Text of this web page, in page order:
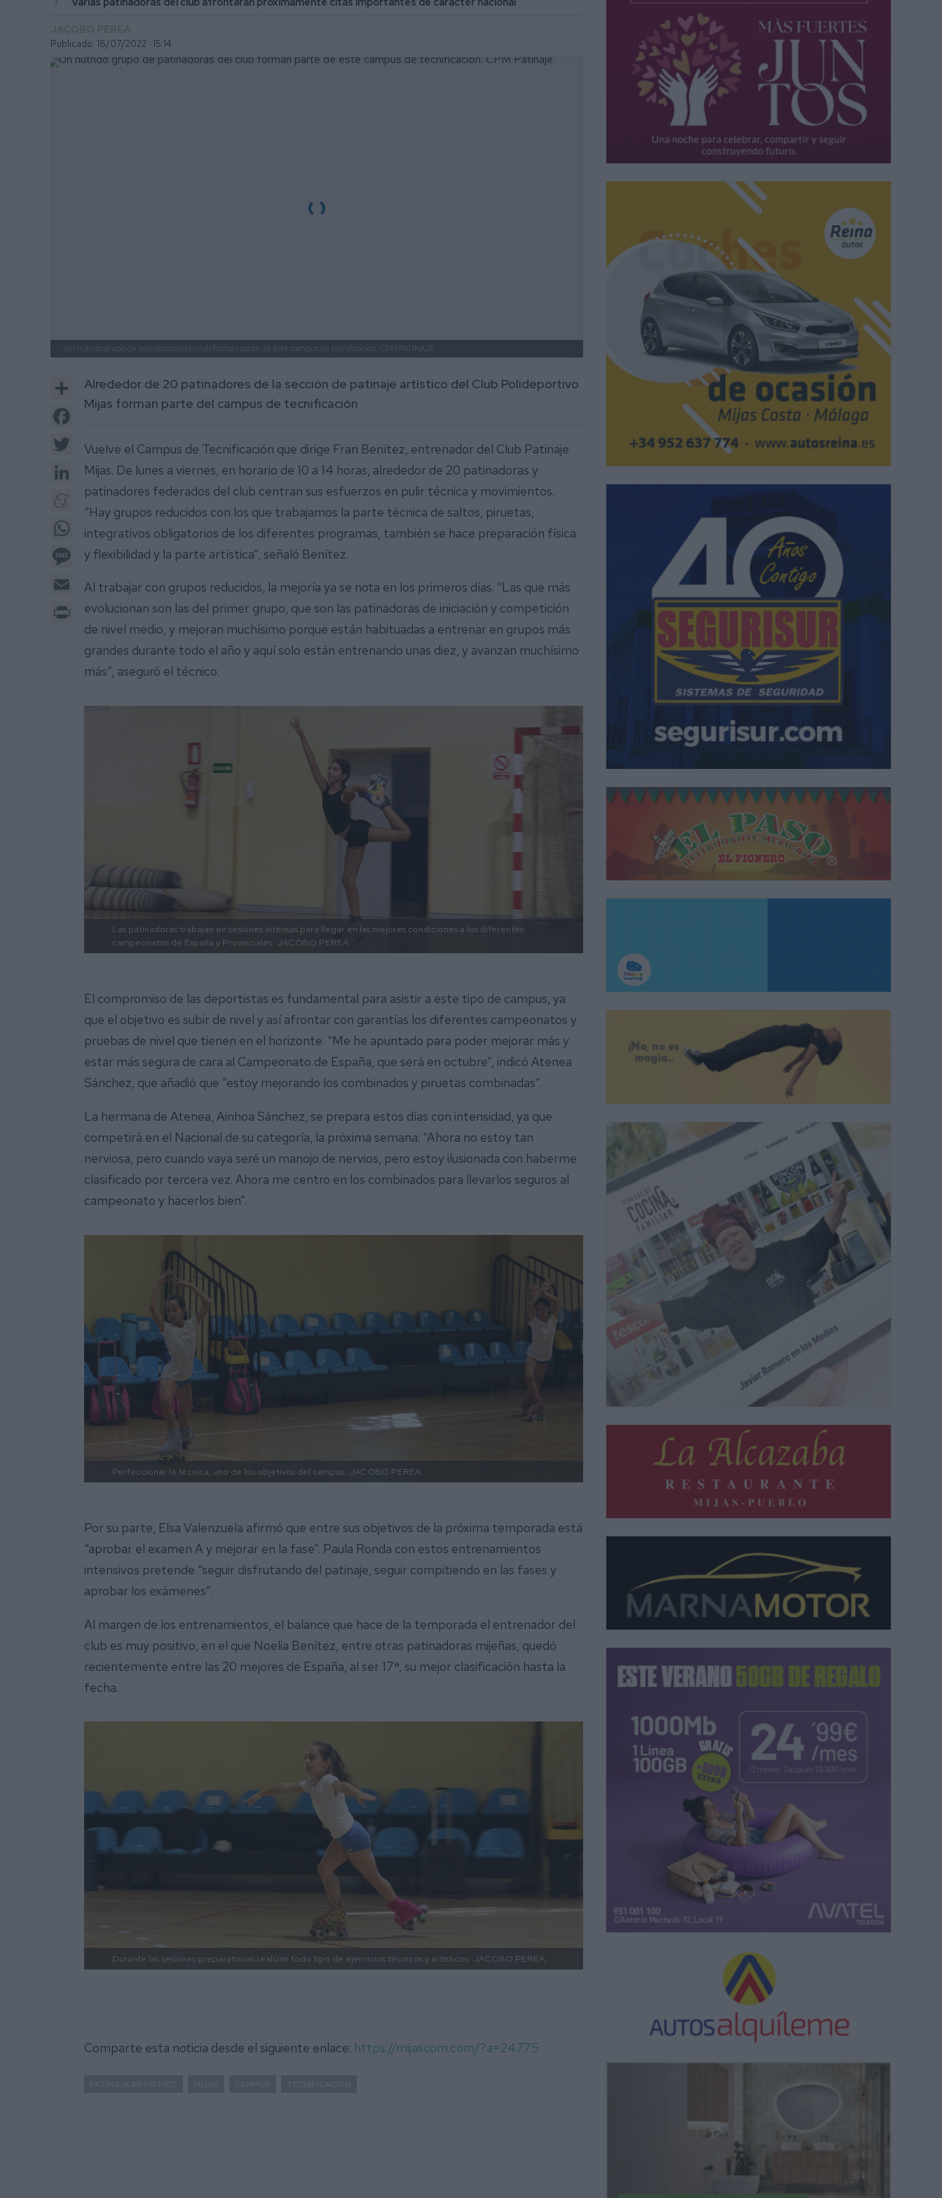
Publicado: 18/07/2022 · 15:14
Un nutrido grupo de patinadoras del club forman parte de este campus de tecnificación. CPM PATINAJE.
Share
Facebook
LinkedIn
Meneame
WhatsApp
Message
Print
Alrededor de 20 patinadores de la sección de patinaje artístico del Club Polideportivo
Mijas forman parte del campus de tecnificación
Vuelve el Campus de Tecnificación que dirige Fran Benítez, entrenador del Club Patinaje
Mijas. De lunes a viernes, en horario de 10 a 14 horas, alrededor de 20 patinadoras y
patinadores federados del club centran sus esfuerzos en pulir técnica y movimientos.
“Hay grupos reducidos con los que trabajamos la parte técnica de saltos, piruetas,
integrativos obligatorios de los diferentes programas, también se hace preparación física
y flexibilidad y la parte artística”, señaló Benítez.
Al trabajar con grupos reducidos, la mejoría ya se nota en los primeros días. “Las que más
evolucionan son las del primer grupo, que son las patinadoras de iniciación y competición
de nivel medio, y mejoran muchísimo porque están habituadas a entrenar en grupos más
grandes durante todo el año y aquí solo están entrenando unas diez, y avanzan muchísimo
más”, aseguró el técnico.
Las patinadoras trabajan en sesiones intensas para llegar en las mejores condiciones a los diferentes
campeonatos de España y Provinciales. JACOBO PEREA.
El compromiso de las deportistas es fundamental para asistir a este tipo de campus, ya
que el objetivo es subir de nivel y así afrontar con garantías los diferentes campeonatos y
pruebas de nivel que tienen en el horizonte. “Me he apuntado para poder mejorar más y
estar más segura de cara al Campeonato de España, que será en octubre”, indicó Atenea
Sánchez, que añadió que “estoy mejorando los combinados y piruetas combinadas”.
La hermana de Atenea, Ainhoa Sánchez, se prepara estos días con intensidad, ya que
competirá en el Nacional de su categoría, la próxima semana: “Ahora no estoy tan
nerviosa, pero cuando vaya seré un manojo de nervios, pero estoy ilusionada con haberme
clasificado por tercera vez. Ahora me centro en los combinados para llevarlos seguros al
campeonato y hacerlos bien”.
Perfeccionar la técnica, uno de los objetivos del campus. JACOBO PEREA.
Por su parte, Elsa Valenzuela afirmó que entre sus objetivos de la próxima temporada está
“aprobar el examen A y mejorar en la fase”. Paula Ronda con estos entrenamientos
intensivos pretende “seguir disfrutando del patinaje, seguir compitiendo en las fases y
aprobar los exámenes”.
Al margen de los entrenamientos, el balance que hace de la temporada el entrenador del
club es muy positivo, en el que Noelia Benítez, entre otras patinadoras mijeñas, quedó
recientemente entre las 20 mejores de España, al ser 17ª, su mejor clasificación hasta la
fecha.
Durante las sesiones preparatorias realizan todo tipo de ejercicios técnicos y artísticos. JACOBO PEREA.
Comparte esta noticia desde el siguiente enlace: https://mijascom.com/?a=24775